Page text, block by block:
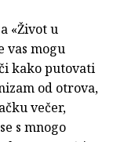
«Život u
vas mogu
kako putovati
od otrova,
večer,
s mnogo